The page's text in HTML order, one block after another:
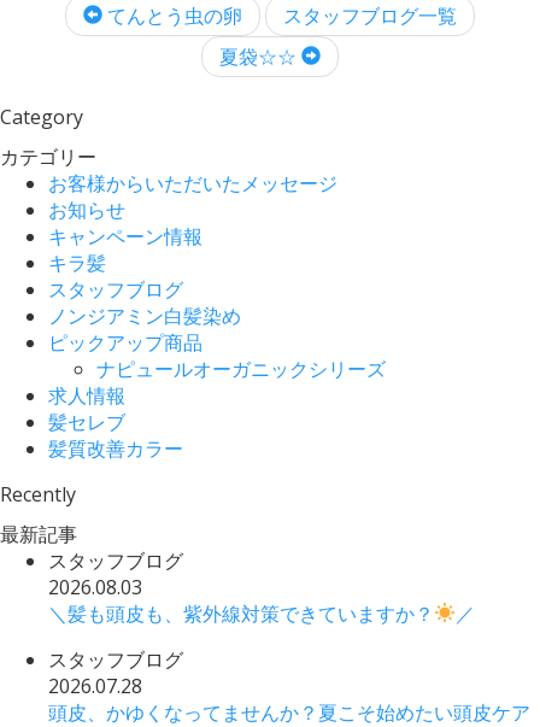
てんとう虫の卵
スタッフブログ一覧
夏袋☆☆
Category
カテゴリー
お客様からいただいたメッセージ
お知らせ
キャンペーン情報
キラ髪
スタッフブログ
ノンジアミン白髪染め
ピックアップ商品
ナピュールオーガニックシリーズ
求人情報
髪セレブ
髪質改善カラー
Recently
最新記事
スタッフブログ
2026.08.03
＼髪も頭皮も、紫外線対策できていますか？
／
スタッフブログ
2026.07.28
頭皮、かゆくなってませんか？夏こそ始めたい頭皮ケア